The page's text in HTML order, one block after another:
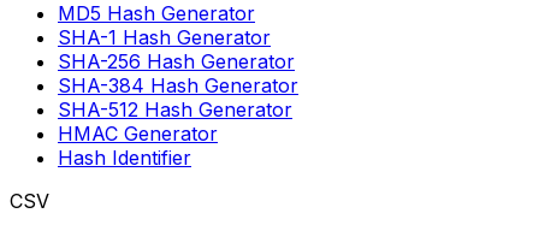
MD5 Hash Generator
SHA-1 Hash Generator
SHA-256 Hash Generator
SHA-384 Hash Generator
SHA-512 Hash Generator
HMAC Generator
Hash Identifier
CSV